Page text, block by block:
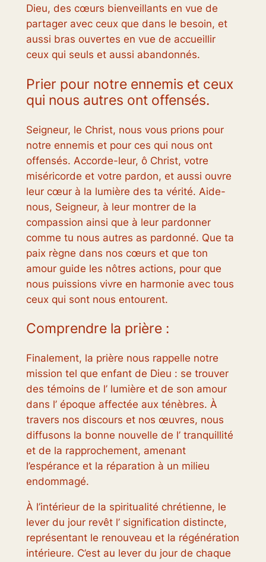
Dieu, des cœurs bienveillants en vue de
partager avec ceux que dans le besoin, et
aussi bras ouvertes en vue de accueillir
ceux qui seuls et aussi abandonnés.
Prier pour notre ennemis et ceux
qui nous autres ont offensés.
Seigneur, le Christ, nous vous prions pour
notre ennemis et pour ces qui nous ont
offensés. Accorde-leur, ô Christ, votre
miséricorde et votre pardon, et aussi ouvre
leur cœur à la lumière des ta vérité. Aide-
nous, Seigneur, à leur montrer de la
compassion ainsi que à leur pardonner
comme tu nous autres as pardonné. Que ta
paix règne dans nos cœurs et que ton
amour guide les nôtres actions, pour que
nous puissions vivre en harmonie avec tous
ceux qui sont nous entourent.
Comprendre la prière :
Finalement, la prière nous rappelle notre
mission tel que enfant de Dieu : se trouver
des témoins de l’ lumière et de son amour
dans l’ époque affectée aux ténèbres. À
travers nos discours et nos œuvres, nous
diffusons la bonne nouvelle de l’ tranquillité
et de la rapprochement, amenant
l’espérance et la réparation à un milieu
endommagé.
À l’intérieur de la spiritualité chrétienne, le
lever du jour revêt l’ signification distincte,
représentant le renouveau et la régénération
intérieure. C’est au lever du jour de chaque